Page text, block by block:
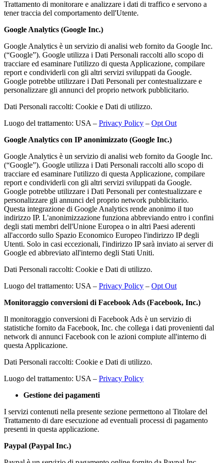
Trattamento di monitorare e analizzare i dati di traffico e servono a
tener traccia del comportamento dell'Utente.
Google Analytics (Google Inc.)
Google Analytics è un servizio di analisi web fornito da Google Inc.
(“Google”). Google utilizza i Dati Personali raccolti allo scopo di
tracciare ed esaminare l'utilizzo di questa Applicazione, compilare
report e condividerli con gli altri servizi sviluppati da Google.
Google potrebbe utilizzare i Dati Personali per contestualizzare e
personalizzare gli annunci del proprio network pubblicitario.
Dati Personali raccolti: Cookie e Dati di utilizzo.
Luogo del trattamento: USA – Privacy Policy – Opt Out
Google Analytics con IP anonimizzato (Google Inc.)
Google Analytics è un servizio di analisi web fornito da Google Inc.
(“Google”). Google utilizza i Dati Personali raccolti allo scopo di
tracciare ed esaminare l'utilizzo di questa Applicazione, compilare
report e condividerli con gli altri servizi sviluppati da Google.
Google potrebbe utilizzare i Dati Personali per contestualizzare e
personalizzare gli annunci del proprio network pubblicitario.
Questa integrazione di Google Analytics rende anonimo il tuo
indirizzo IP. L'anonimizzazione funziona abbreviando entro i confini
degli stati membri dell'Unione Europea o in altri Paesi aderenti
all'accordo sullo Spazio Economico Europeo l'indirizzo IP degli
Utenti. Solo in casi eccezionali, l'indirizzo IP sarà inviato ai server di
Google ed abbreviato all'interno degli Stati Uniti.
Dati Personali raccolti: Cookie e Dati di utilizzo.
Luogo del trattamento: USA – Privacy Policy – Opt Out
Monitoraggio conversioni di Facebook Ads (Facebook, Inc.)
Il monitoraggio conversioni di Facebook Ads è un servizio di
statistiche fornito da Facebook, Inc. che collega i dati provenienti dal
network di annunci Facebook con le azioni compiute all'interno di
questa Applicazione.
Dati Personali raccolti: Cookie e Dati di utilizzo.
Luogo del trattamento: USA – Privacy Policy
Gestione dei pagamenti
I servizi contenuti nella presente sezione permettono al Titolare del
Trattamento di dare esecuzione ad eventuali processi di pagamento
presenti in questa applicazione.
Paypal (Paypal Inc.)